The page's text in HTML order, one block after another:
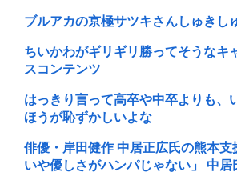
ブルアカの京極サツキさんしゅきし
ちいかわがギリギリ勝ってそうなキ
スコンテンツ
はっきり言って高卒や中卒よりも、
ほうが恥ずかしいよな
俳優・岸田健作 中居正広氏の熊本支
いや優しさがハンパじゃない」 中居